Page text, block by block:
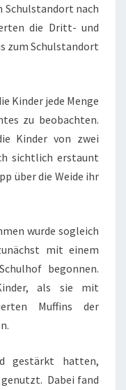
Schulstandort nach
die Dritt- und
zum Schulstandort
Kinder jede Menge
zu beobachten.
Kinder von zwei
sichtlich erstaunt
über die Weide ihr
wurde sogleich
mit einem
begonnen.
als sie mit
Muffins der
gestärkt hatten,
Dabei fand